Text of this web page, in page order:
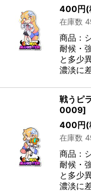
400円(
在庫数
商品：
耐候・
と多少
濃淡に
戦うピ
0009]
400円(
在庫数
商品：
耐候・
と多少
濃淡に